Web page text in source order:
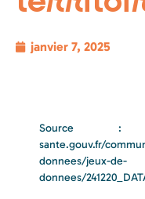
janvier 7, 2025
Source :
sante.gouv.fr/
donnees/jeux-de-
donnees/